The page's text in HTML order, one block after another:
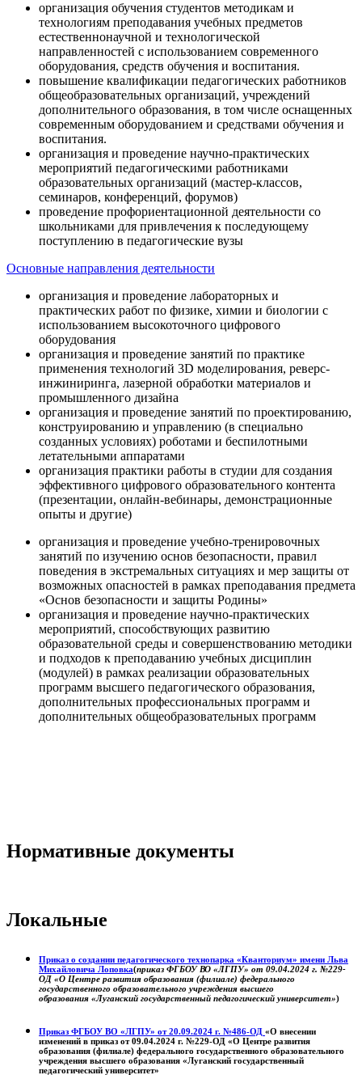
организация обучения студентов методикам и
технологиям преподавания учебных предметов
естественнонаучной и технологической
направленностей с использованием современного
оборудования, средств обучения и воспитания.
повышение квалификации педагогических работников
общеобразовательных организаций, учреждений
дополнительного образования, в том числе оснащенных
современным оборудованием и средствами обучения и
воспитания.
организация и проведение научно-практических
мероприятий педагогическими работниками
образовательных организаций (мастер-классов,
семинаров, конференций, форумов)
проведение профориентационной деятельности со
школьниками для привлечения к последующему
поступлению в педагогические вузы
Основные направления деятельности
организация и проведение лабораторных и
практических работ по физике, химии и биологии с
использованием высокоточного цифрового
оборудования
организация и проведение занятий по практике
применения технологий 3D моделирования, реверс-
инжиниринга, лазерной обработки материалов и
промышленного дизайна
организация и проведение занятий по проектированию,
конструированию и управлению (в специально
созданных условиях) роботами и беспилотными
летательными аппаратами
организация практики работы в студии для создания
эффективного цифрового образовательного контента
(презентации, онлайн-вебинары, демонстрационные
опыты и другие)
организация и проведение учебно-тренировочных
занятий по изучению основ безопасности, правил
поведения в экстремальных ситуациях и мер защиты от
возможных опасностей в рамках преподавания предмета
«Основ безопасности и защиты Родины»
организация и проведение научно-практических
мероприятий, способствующих развитию
образовательной среды и совершенствованию методики
и подходов к преподаванию учебных дисциплин
(модулей) в рамках реализации образовательных
программ высшего педагогического образования,
дополнительных профессиональных программ и
дополнительных общеобразовательных программ
Нормативные документы
Локальные
Приказ о создании педагогического технопарка «Кванториум» имени Льва
Михайловича Лоповка(приказ ФГБОУ ВО «ЛГПУ» от 09.04.2024 г. №229-
ОД «О Центре развития образования (филиале) федерального
государственного образовательного учреждения высшего
образования «Луганский государственный педагогический университет»)
Приказ ФГБОУ ВО «ЛГПУ» от 20.09.2024 г. №486-ОД «О внесении
изменений в приказ от 09.04.2024 г. №229-ОД «О Центре развития
образования (филиале) федерального государственного образовательного
учреждения высшего образования «Луганский государственный
педагогический университет»